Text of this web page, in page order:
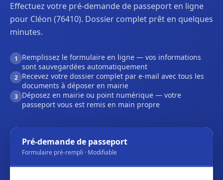
Effectuez votre pré-demande de passeport en ligne
pour Cléon (76410). Dossier complet prêt en quelques
minutes.
1
Remplissez le formulaire en ligne — vos informations
sont sauvegardées automatiquement
2 Recevez votre dossier complet par e-mail avec tous les
documents à déposer en mairie
3 Déposez en mairie ou point numérique — votre
passeport vous est remis en main propre
Pré-demande de passeport
Formulaire pré-rempli · Modifiable